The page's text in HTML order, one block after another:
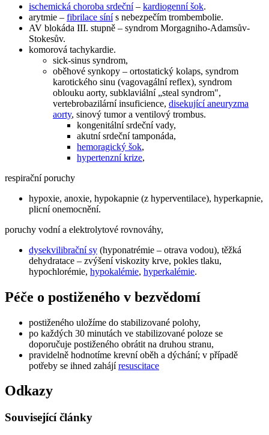
ischemická choroba srdeční– kardiogenní šok.
arytmie – fibrilace sínís nebezpečím trombembolie.
AV blokáda III. stupně – syndrom Morgagniho-Adamsův-
Stokesův.
komorová tachykardie.
sick-sinus syndrom,
oběhové synkopy – ortostatický kolaps, syndrom
karotického sinu (vagovagální reflex), syndrom
oblouku aorty, subklaviální „steal syndrom",
vertebrobazilární insuficience, disekující aneuryzma
aorty, sinový tumor a ventilový trombus.
kongenitální srdeční vady,
akutní srdeční tamponáda,
hemoragický šok,
hypertenzní krize,
respirační poruchy
hypoxie, anoxie, hypokapnie (z hyperventilace), hyperkapnie,
plicní onemocnění.
poruchy vodní a elektrolytové rovnováhy,
dysekvilibrační sy (hyponatrémie – otrava vodou), těžká
dehydratace – zvýšení viskozity krve, pokles tlaku,
hypochlorémie, hypokalémie, hyperkalémie.
Péče o postiženého v bezvědomí
postiženého uložíme do stabilizované polohy,
po každých 30 minutách ve stabilizované poloze se
doporučuje postiženého obrátit na druhou stranu,
pravidelně hodnotíme krevní oběh a dýchání; v případě
potřeby se ihned zahájíresuscitace
Odkazy
Související články